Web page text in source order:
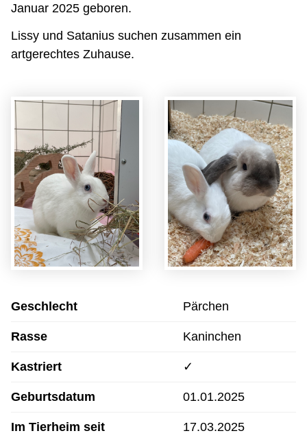
Januar 2025 geboren.
Lissy und Satanius suchen zusammen ein
artgerechtes Zuhause.
Geschlecht Pärchen
Rasse Kaninchen
Kastriert ✓
Geburtsdatum 01.01.2025
Im Tierheim seit 17.03.2025